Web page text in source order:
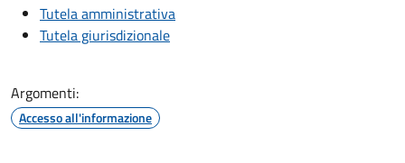
Tutela amministrativa
Tutela giurisdizionale
Argomenti:
Accesso all'informazione